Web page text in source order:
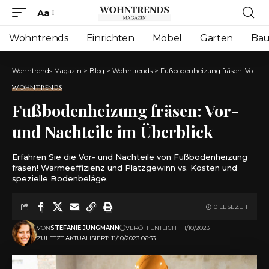
Font
Resizer
Aa
Wohntrends Einrichten Möbel Garten
Wohntrends Magazin > Blog > Wohntrends > Fußbodenheizung fräsen: Vor- und Nachteile im Überblick
WOHNTRENDS
Fußbodenheizung fräsen: Vor-
und Nachteile im Überblick
Erfahren Sie die Vor- und Nachteile von Fußbodenheizung
fräsen! Wärmeeffizienz und Platzgewinn vs. Kosten und
spezielle Bodenbeläge.
ZULETZT AKTUALISIERT: 11/10/2023 06:33
VONSTEFANIE JUNGMANN VERÖFFENTLICHT 11/10/2023
10 LESEZEIT